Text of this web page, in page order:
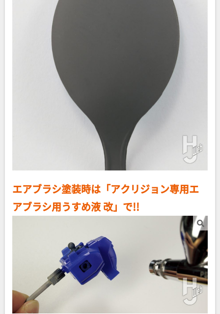
エアブラシ塗装時は「アクリジョン専用エ
アブラシ用うすめ液 改」で!!